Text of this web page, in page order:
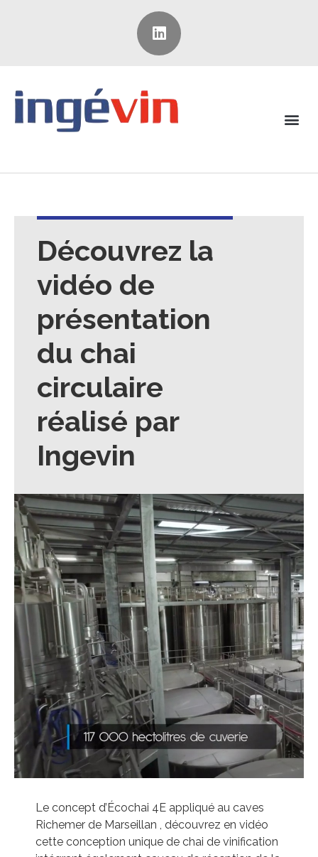
Découvrez la
vidéo de
présentation
du chai
circulaire
réalisé par
Ingevin
Le concept d’Écochai 4E appliqué au caves
Richemer de Marseillan , découvrez en vidéo
cette conception unique de chai de vinification